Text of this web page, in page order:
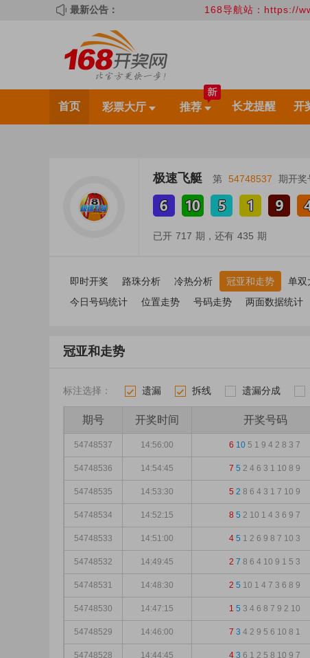
最新公告： 168导航站：https://
首页 彩票大厅 推荐 长龙提醒 开
极速飞艇 第 54748537 期开奖
已开 717 期，还有 435 期
即时开奖 路珠分析 冷热分析 冠亚和走势 单双
今日号码统计
位置走势 号码走势 两面数据统计
冠亚和走势
标注选择：
1
遗漏
2
拆线
3
遗漏分成
4
期号 开奖时间 开奖号码
54748537 14:56:00 6 10 5 1 9 4 2 8 3 7
54748536 14:54:45 7 5 2 4 6 3 1 10 8 9
54748535 14:53:30 5 2 8 6 4 3 1 7 10 9
54748534 14:52:15 8 5 2 10 1 4 3 6 9 7
54748533 14:51:00 4 5 1 2 6 9 8 7 10 3
54748532 14:49:45 2 7 8 6 4 10 9 1 5 3
54748531 14:48:30 2 5 10 1 4 7 3 6 8 9
54748530 14:47:15 1 5 3 4 6 8 7 9 2 10
54748529 14:46:00 7 3 4 2 9 5 6 10 8 1
54748528 14:44:45 4 3 6 1 2 5 8 10 9 7